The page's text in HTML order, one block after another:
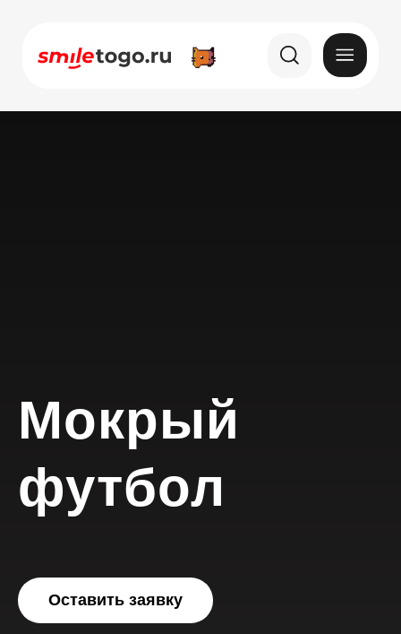
Оставить заявку
Мокрый
футбол